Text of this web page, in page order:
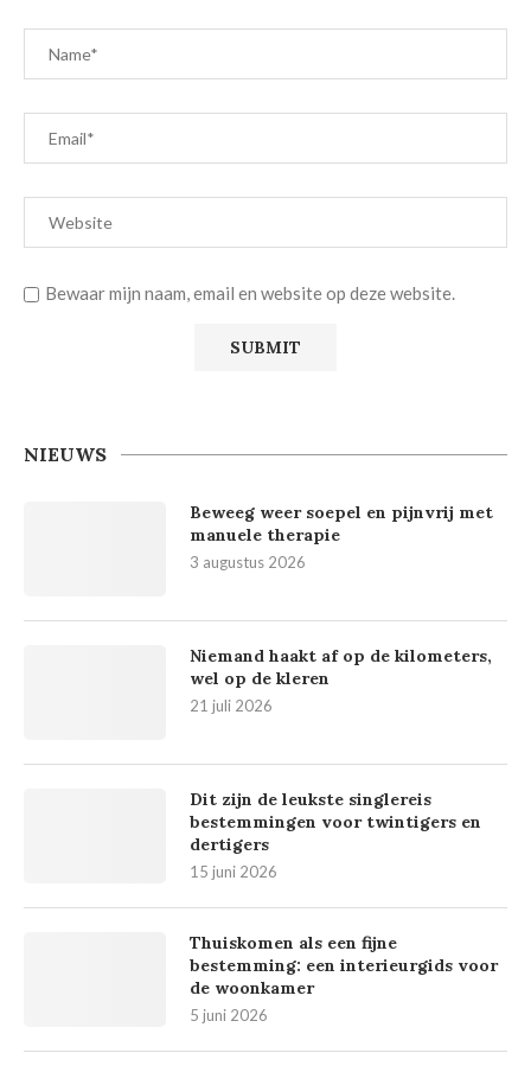
Bewaar mijn naam, email en website op deze website.
NIEUWS
Beweeg weer soepel en pijnvrij met
manuele therapie
3 augustus 2026
Niemand haakt af op de kilometers,
wel op de kleren
21 juli 2026
Dit zijn de leukste singlereis
bestemmingen voor twintigers en
dertigers
15 juni 2026
Thuiskomen als een fijne
bestemming: een interieurgids voor
de woonkamer
5 juni 2026